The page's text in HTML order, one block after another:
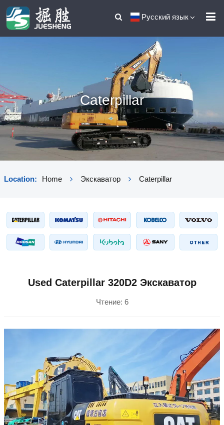
Русский язык
Caterpillar
Location: Home Экскаватор Caterpillar
Used Caterpillar 320D2 Экскаватор
Чтение: 6